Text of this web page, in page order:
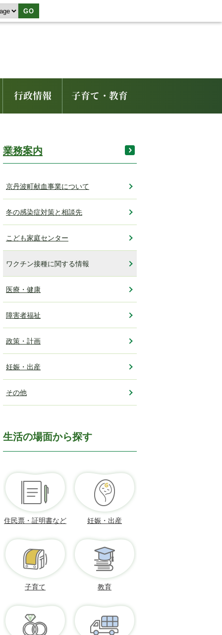
GO
行政情報 子育て・教育
業務案内
京丹波町献血事業について
冬の感染症対策と相談先
こども家庭センター
ワクチン接種に関する情報
医療・健康
障害者福祉
政策・計画
妊娠・出産
その他
生活の場面から探す
住民票・証明書など 妊娠・出産
子育て 教育